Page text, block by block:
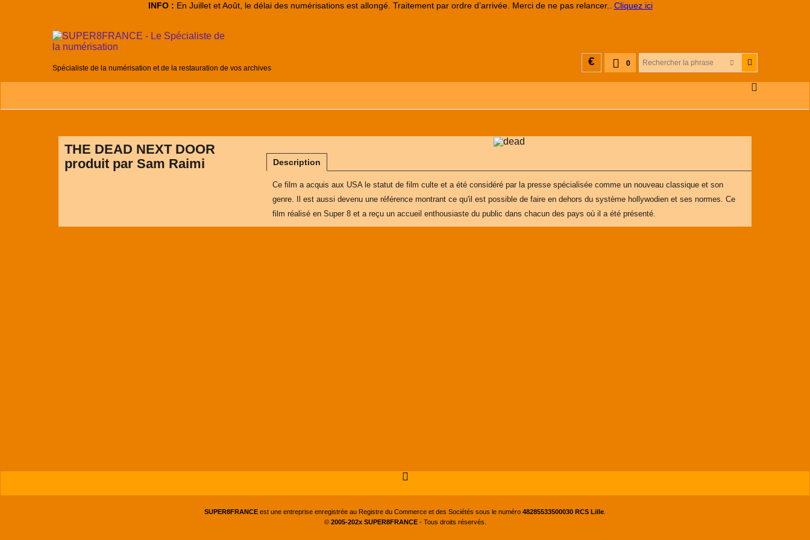
INFO : En Juillet et Août, le délai des numérisations est allongé. Traitement par ordre d’arrivée. Merci de ne pas relancer.. Cliquez ici
Spécialiste de la numérisation et de la restauration de vos archives
0
€
THE DEAD NEXT DOOR
produit par Sam Raimi
Description
Ce film a acquis aux USA le statut de film culte et a été considéré par la presse spécialisée comme un nouveau classique et son
genre. Il est aussi devenu une référence montrant ce qu'il est possible de faire en dehors du système hollywodien et ses normes. Ce
film réalisé en Super 8 et a reçu un accueil enthousiaste du public dans chacun des pays où il a été présenté.
SUPER8FRANCE est une entreprise enregistrée au Registre du Commerce et des Sociétés sous le numéro 48285533500030 RCS Lille
© 2005-202x SUPER8FRANCE- Tous droits réservés.